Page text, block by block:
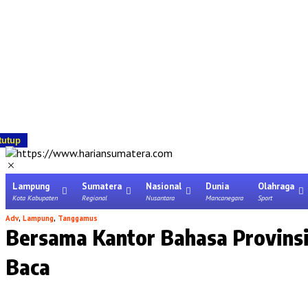
Lampung
Kota Kabupaten
Sumatera
Regional
Nasional
Nusantara
Dunia
Mancanegara
Olahraga
Sport
Adv, Lampung, Tanggamus
Bersama Kantor Bahasa
Baca